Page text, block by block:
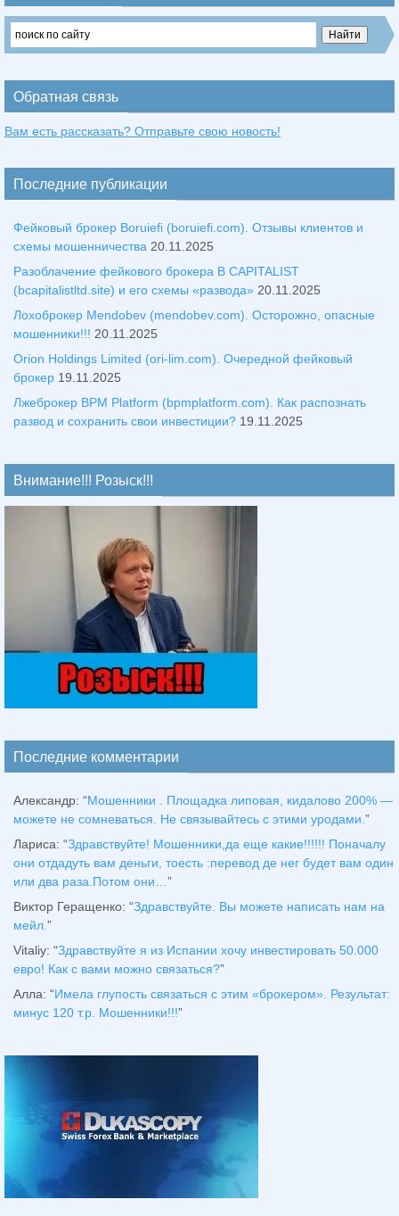
Обратная связь
Вам есть рассказать? Отправьте свою новость!
Последние публикации
Фейковый брокер Boruiefi (boruiefi.com). Отзывы клиентов и
схемы мошенничества 20.11.2025
Разоблачение фейкового брокера B CAPITALIST
(bcapitalistltd.site) и его схемы «развода» 20.11.2025
Лохоброкер Mendobev (mendobev.com). Осторожно, опасные
мошенники!!! 20.11.2025
Orion Holdings Limited (ori-lim.com). Очередной фейковый
брокер 19.11.2025
Лжеброкер BPM Platform (bpmplatform.com). Как распознать
развод и сохранить свои инвестиции? 19.11.2025
Внимание!!! Розыск!!!
Последние комментарии
Александр: “Мошенники . Площадка липовая, кидалово 200% —
можете не сомневаться. Не связывайтесь с этими уродами.”
Лариса: “Здравствуйтe! Мошенники,да еще какие!!!!!! Поначалу
они отдадуть вам деньги, тоесть :перевод де нег будет вам один
или два раза.Потом они…”
Виктор Геращенко: “Здравствуйте. Вы можете написать нам на
мейл.”
Vitaliy: “Здравствуйте я из Испании хочу инвестировать 50.000
евро! Как с вами можно связаться?”
Алла: “Имела глупость связаться с этим «брокером». Результат:
минус 120 т.р. Мошенники!!!”